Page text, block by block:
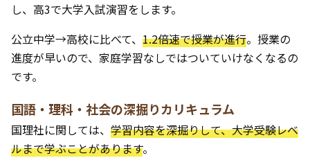
し、高3で大学入試演習をします。
公立中学→高校に比べて、 1.2倍速で授業が進行。授業の
進度が早いので、家庭学習なしではついていけなくなるの
です。
国語・理科・社会の深掘りカリキュラム
国理社に関しては、 学習内容を深掘りして、大学受験レベ
ルまで学ぶことがあります。